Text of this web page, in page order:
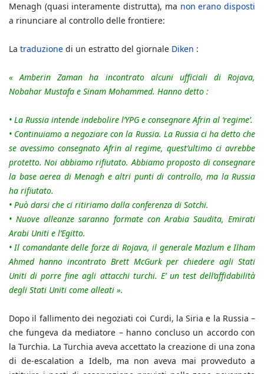
Menagh (quasi interamente distrutta), ma non erano disposti
a rinunciare al controllo delle frontiere:
La traduzione di un estratto del giornale Diken :
« Amberin Zaman ha incontrato alcuni ufficiali di Rojava,
Nobahar Mustafa e Sinam Mohammed. Hanno detto :
• La Russia intende indebolire l’YPG e consegnare Afrin al ‘regime’.
• Continuiamo a negoziare con la Russia. La Russia ci ha detto che
se avessimo consegnato Afrin al regime, quest’ultimo ci avrebbe
protetto. Noi abbiamo rifiutato. Abbiamo proposto di consegnare
la base aerea di Menagh e altri punti di controllo, ma la Russia
ha rifiutato.
• Può darsi che ci ritiriamo dalla conferenza di Sotchi.
• Nuove alleanze saranno formate con Arabia Saudita, Emirati
Arabi Uniti e l’Egitto.
• Il comandante delle forze di Rojava, il generale Mazlum e Ilham
Ahmed hanno incontrato Brett McGurk per chiedere agli Stati
Uniti di porre fine agli attacchi turchi. E’ un test dell’affidabilità
degli Stati Uniti come alleati ».
Dopo il fallimento dei negoziati coi Curdi, la Siria e la Russia –
che fungeva da mediatore – hanno concluso un accordo con
la Turchia. La Turchia aveva accettato la creazione di una zona
di de-escalation a Idelb, ma non aveva mai provveduto a